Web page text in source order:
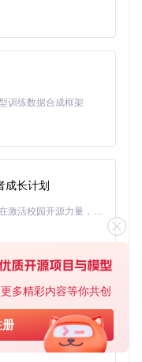
多精彩内容等你共创
册
）
过调整修复参数来实
定的修复模式等。详
档。
阔前景
复珍贵回忆的需求，
抖动视频、增强低光
贵时刻重现光彩。对
提升社交媒体视频质
训练数据合成框架
成长计划
「源启盛夏」暑期校园开发者成长计划旨在激活校园开源力量，通过积分激励、认证扶持、资源倾斜等形式，引导高校组织和开发者完成「入驻 — 建项目 — 做贡献 — 获认证 — 得资源」的完整闭环。无论你是想带领社团入驻平台的组织者，还是希望用代码贡献证明自己的开发者，都能在这里找到属于你的成长路径。
基于Python的Xiaozhi AI，适用于想要完整Xiaozhi体验而无需拥有专用硬件的用户。